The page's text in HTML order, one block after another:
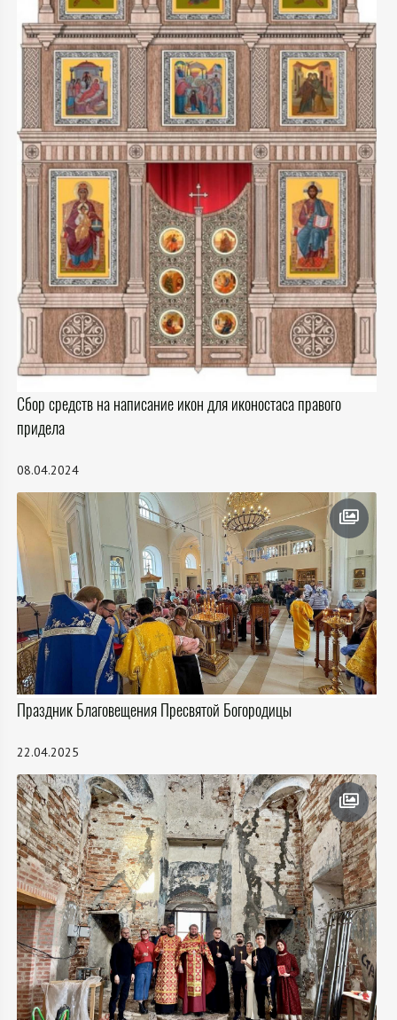
Сбор средств на написание икон для иконостаса правого
придела
08.04.2024
Праздник Благовещения Пресвятой Богородицы
22.04.2025